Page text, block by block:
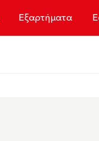
Εξαρτήματα